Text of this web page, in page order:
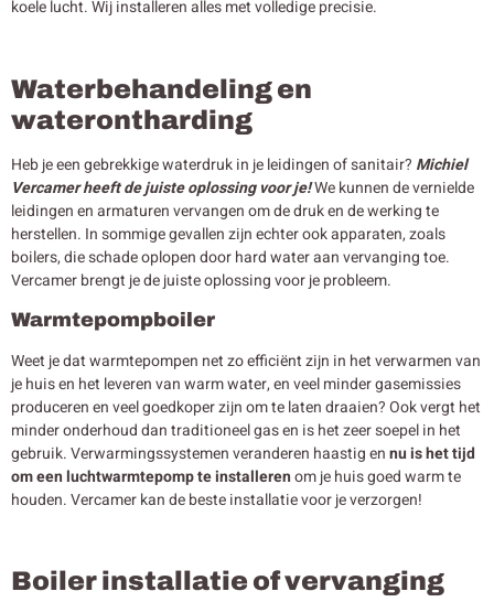
koele lucht. Wij installeren alles met volledige precisie.
Waterbehandeling en
waterontharding
Heb je een gebrekkige waterdruk in je leidingen of sanitair? Michiel
Vercamer heeft de juiste oplossing voor je!We kunnen de vernielde
leidingen en armaturen vervangen om de druk en de werking te
herstellen. In sommige gevallen zijn echter ook apparaten, zoals
boilers, die schade oplopen door hard water aan vervanging toe.
Vercamer brengt je de juiste oplossing voor je probleem.
Warmtepompboiler
Weet je dat warmtepompen net zo efficiënt zijn in het verwarmen van
je huis en het leveren van warm water, en veel minder gasemissies
produceren en veel goedkoper zijn om te laten draaien? Ook vergt het
minder onderhoud dan traditioneel gas en is het zeer soepel in het
gebruik. Verwarmingssystemen veranderen haastig ennu is het tijd
om een luchtwarmtepomp te installerenom je huis goed warm te
houden. Vercamer kan de beste installatie voor je verzorgen!
Boiler installatie of vervanging